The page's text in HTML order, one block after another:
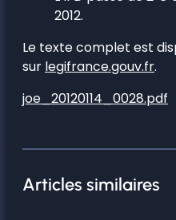
2012.
Le texte complet est
sur legifrance.gouv.fr.
joe_20120114_0028.pdf
Articles similaires